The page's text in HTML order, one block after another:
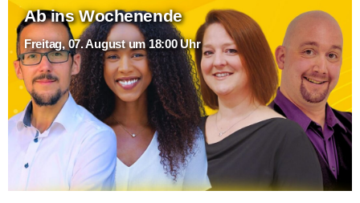
Ab ins Wochenende
Freitag, 07. August um 18:00 Uhr